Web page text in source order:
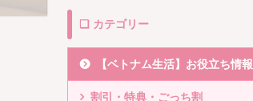
❏ カテゴリー
【ベトナム生活】お役立ち情報
割引・特典・ごっち割